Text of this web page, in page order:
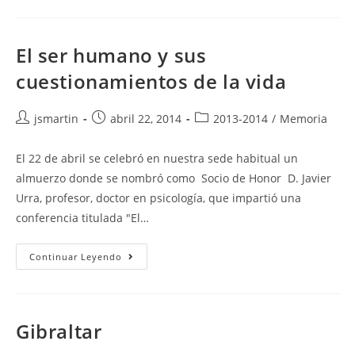
El ser humano y sus
cuestionamientos de la vida
Autor
la
entrada:
jsmartin
Publicación
entrada:
abril 22, 2014
Categoría
entrada:
2013-2014 / Memoria
El 22 de abril se celebró en nuestra sede habitual un
almuerzo donde se nombró como Socio de Honor D. Javier
Urra, profesor, doctor en psicología, que impartió una
conferencia titulada "El…
Continuar Leyendo El
Ser
Gibraltar